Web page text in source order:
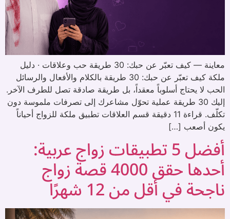
معاينة — كيف تعبّر عن حبك: 30 طريقة حب وعلاقات · دليل
ملكة كيف تعبّر عن حبك: 30 طريقة بالكلام والأفعال والرسائل
الحب لا يحتاج أسلوباً معقداً، بل طريقة صادقة تصل للطرف الآخر.
إليك 30 طريقة عملية تحوّل مشاعرك إلى تصرفات ملموسة دون
تكلّف. قراءة 11 دقيقة قسم العلاقات تطبيق ملكة للزواج أحياناً
يكون أصعب […]
أفضل 5 تطبيقات زواج عربية:
أحدها حقق 4000 قصة زواج
ناجحة في أقل من 12 شهرًا